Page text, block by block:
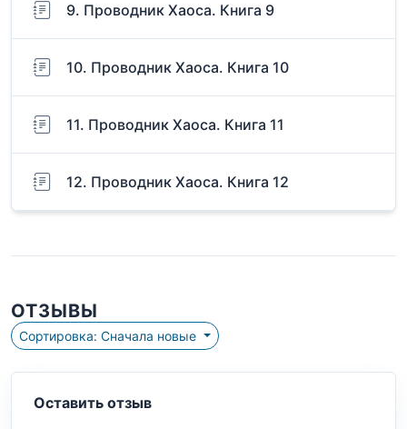
9. Проводник Хаоса. Книга 9
10. Проводник Хаоса. Книга 10
11. Проводник Хаоса. Книга 11
12. Проводник Хаоса. Книга 12
ОТЗЫВЫ
Сортировка: Сначала новые
Оставить отзыв